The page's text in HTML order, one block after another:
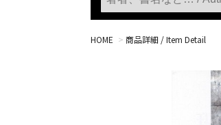
HOME > 商品詳細 / Item Detail